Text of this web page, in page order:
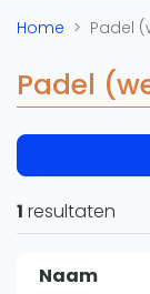
Overige
Padelscholen
Padel
Forum
Home Padel
Padel
1 resultaten
Naam